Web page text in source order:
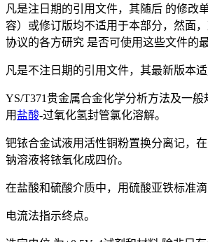
凡是注日期的引用文件，其随后 的修改
容）或修订版均不适用于本部分，然面
协议的各方研究 是否可使用这些文件的
凡是不注日期的引用文件，其最新版本适
YS/T371贵金属合金化学分析方法及一般
用 盐酸-过氧化氢封管氯化溶解。
钯铱合金试液用活性铜粉置换分离记，
钠溶液将铱氧化成四价。
在盐酸和硫酸介质中，用硫酸亚铁标准滴
电流法指示终点。